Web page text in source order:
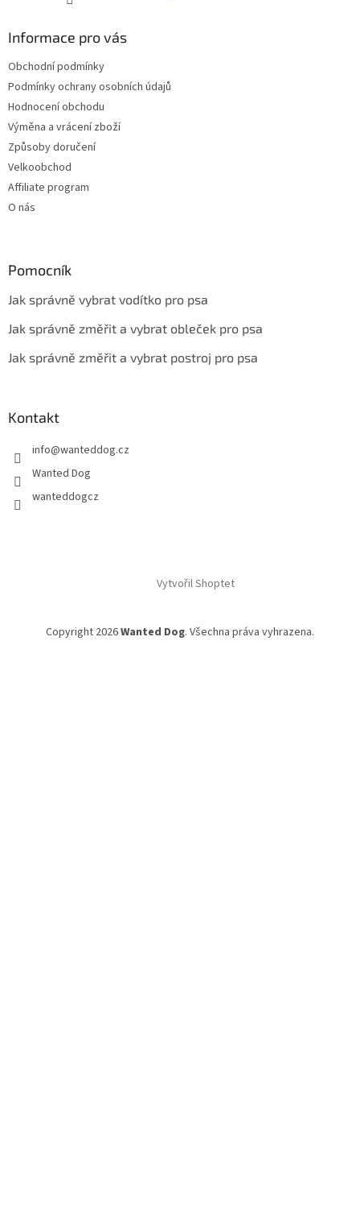
Informace pro vás
Obchodní podmínky
Podmínky ochrany osobních údajů
Hodnocení obchodu
Výměna a vrácení zboží
Způsoby doručení
Velkoobchod
Affiliate program
O nás
Pomocník
Jak správně vybrat vodítko pro psa
Jak správně změřit a vybrat obleček pro psa
Jak správně změřit a vybrat postroj pro psa
Kontakt
info@wanteddog.cz
Wanted Dog
wanteddogcz
Vytvořil Shoptet
Copyright 2026Wanted Dog. Všechna práva vyhrazena.